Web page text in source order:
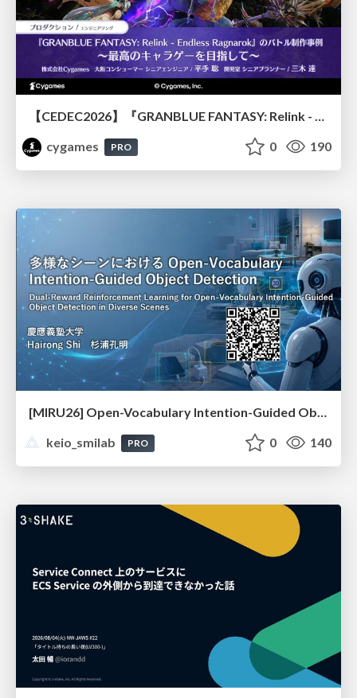
cygames
PRO 0 190
[MIRU26] Open-Vocabulary Intention-Guided Object Detection in Diverse Scenes
keio_smilab
PRO 0 140